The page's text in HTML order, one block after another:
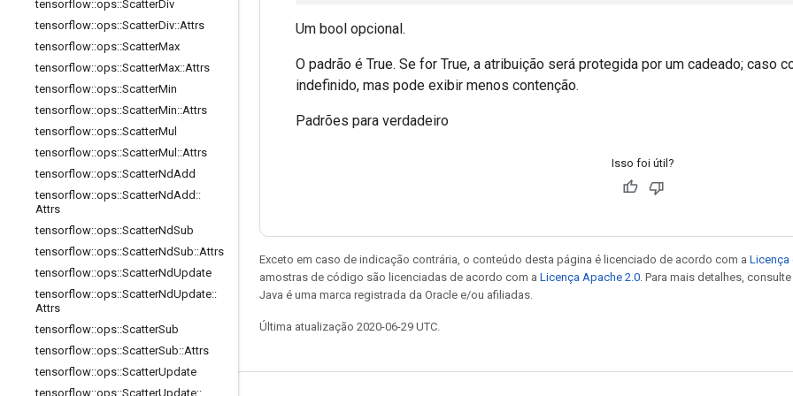
tensorflow::ops::ScatterDiv
tensorflow::ops::ScatterDiv::Attrs
tensorflow::ops::ScatterMax
tensorflow::ops::ScatterMax::Attrs
tensorflow::ops::ScatterMin
tensorflow::ops::ScatterMin::Attrs
tensorflow::ops::ScatterMul
tensorflow::ops::ScatterMul ::Attrs
tensorflow::ops::ScatterNdAdd
tensorflow::ops::ScatterNdAdd ::
Attrs
tensorflow::ops::ScatterNdSub
tensorflow::ops::ScatterNdSub::Attrs
tensorflow::ops::ScatterNdUpdate
tensorflow::ops::ScatterNdUpdate::
Attrs
tensorflow::ops::ScatterSub
tensorflow::ops::ScatterSub::Attrs
tensorflow::ops::ScatterUpdate
tensorflow::ops::ScatterUpdate::
Um bool opcional.
O padrão é True. Se for True, a atribuição será protegida por um cadeado; caso
indefinido, mas pode exibir menos contenção.
Padrões para verdadeiro
Isso foi útil?
Exceto em caso de indicação contrária, o conteúdo desta página é licenciado de acordo com a Licença
amostras de código são licenciadas de acordo com a Licença Apache 2.0 . Para mais detalhes,
Java é uma marca registrada da Oracle e/ou afiliadas.
Última atualização 2020-06-29 UTC.